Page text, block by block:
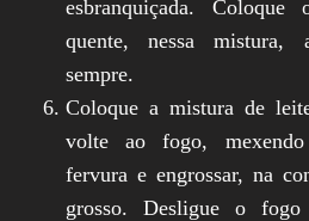
esbranquiçada.
quente, nessa mistura,
sempre.
Coloque a mistura de
volte ao fogo,
fervura e engrossar, na
grosso. Desligue o